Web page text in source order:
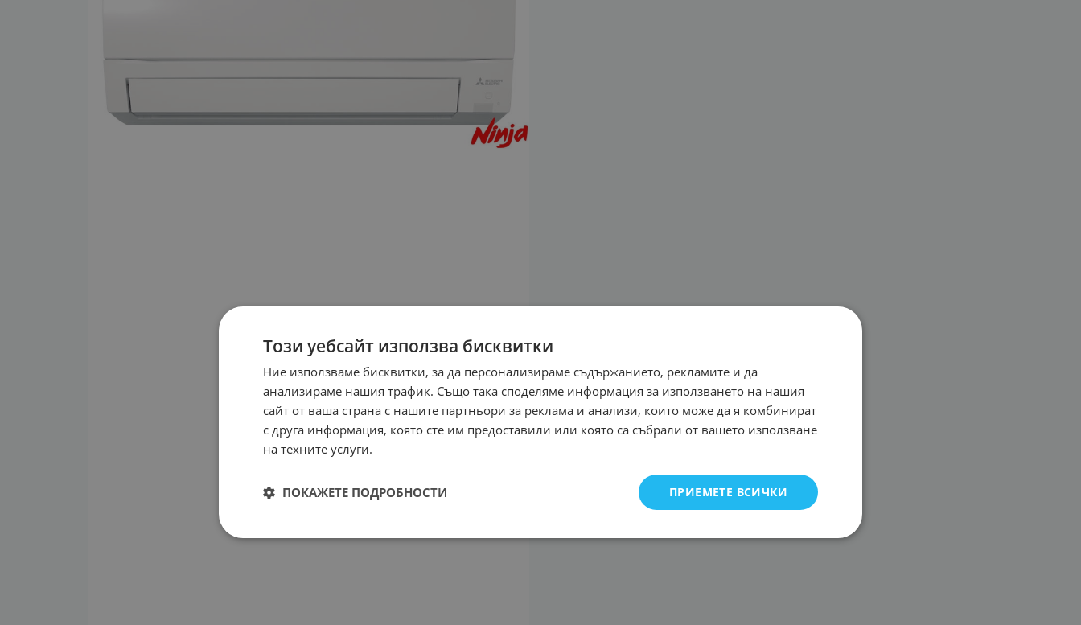
Този уебсайт използва бисквитки
Ние използваме бисквитки, за да персонализираме съдържанието, рекламите и да
анализираме нашия трафик. Също така споделяме информация за използването на нашия
сайт от ваша страна с нашите партньори за реклама и анализи, които може да я комбинират
с друга информация, която сте им предоставили или която са събрали от вашето използване
на техните услуги.
ПРИЕМЕТЕ ВСИЧКИ
ПОКАЖЕТЕ ПОДРОБНОСТИ